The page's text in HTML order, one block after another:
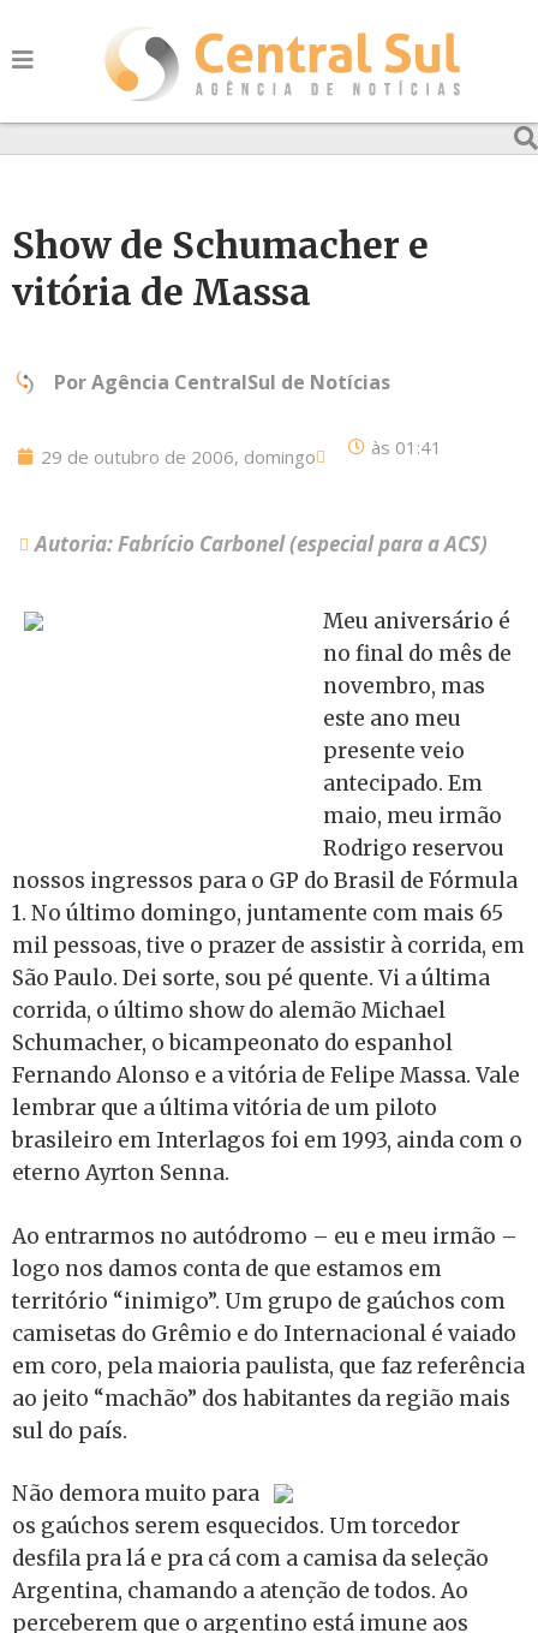
Show de Schumacher e
vitória de Massa
PorAgência CentralSul de Notícias
29 de outubro de 2006, domingo às 01:41
Autoria: Fabrício Carbonel (especial para a ACS)
Meu aniversário é
no final do mês de
novembro, mas
este ano meu
presente veio
antecipado. Em
maio, meu irmão
Rodrigo reservou
nossos ingressos para o GP do Brasil de Fórmula
1. No último domingo, juntamente com mais 65
mil pessoas, tive o prazer de assistir à corrida, em
São Paulo. Dei sorte, sou pé quente. Vi a última
corrida, o último show do alemão Michael
Schumacher, o bicampeonato do espanhol
Fernando Alonso e a vitória de Felipe Massa. Vale
lembrar que a última vitória de um piloto
brasileiro em Interlagos foi em 1993, ainda com o
eterno Ayrton Senna.
Ao entrarmos no autódromo – eu e meu irmão –
logo nos damos conta de que estamos em
território “inimigo”. Um grupo de gaúchos com
camisetas do Grêmio e do Internacional é vaiado
em coro, pela maioria paulista, que faz referência
ao jeito “machão” dos habitantes da região mais
sul do país.
Não demora muito para
os gaúchos serem esquecidos. Um torcedor
desfila pra lá e pra cá com a camisa da seleção
Argentina, chamando a atenção de todos. Ao
perceberem que o argentino está imune aos